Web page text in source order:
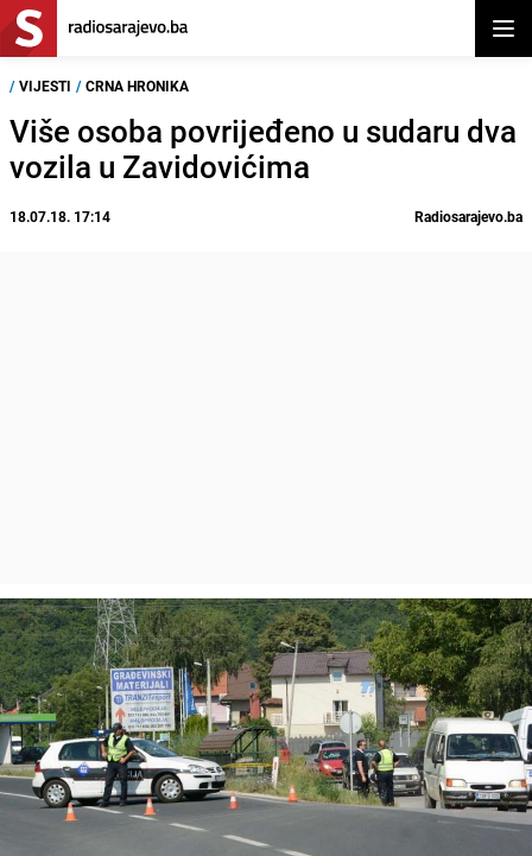
/ VIJESTI / CRNA HRONIKA
Više osoba povrijeđeno u sudaru dva
vozila u Zavidovićima
18.07.18. 17:14 Radiosarajevo.ba